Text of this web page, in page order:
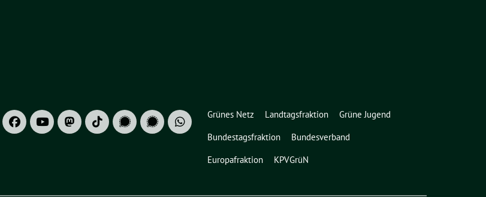
Grünes Netz Landtagsfraktion
Grüne Jugend
Bundestagsfraktion
Bundesverband
Europafraktion
KPVGrüN